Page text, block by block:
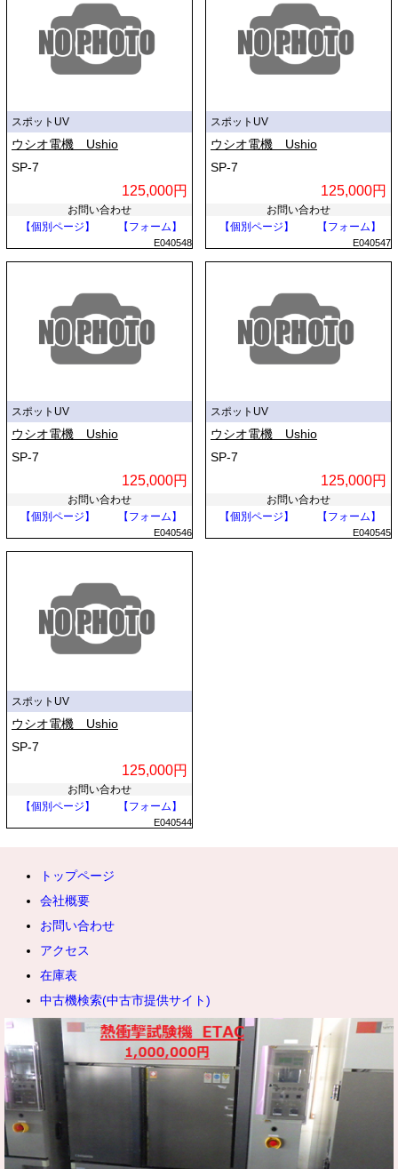
スポットUV
ウシオ電機 Ushio
SP-7
125,000円
お問い合わせ
【個別ページ】
【フォーム】
E040548
スポットUV
ウシオ電機 Ushio
SP-7
125,000円
お問い合わせ
【個別ページ】
【フォーム】
E040547
スポットUV
ウシオ電機 Ushio
SP-7
125,000円
お問い合わせ
【個別ページ】
【フォーム】
E040546
スポットUV
ウシオ電機 Ushio
SP-7
125,000円
お問い合わせ
【個別ページ】
【フォーム】
E040545
スポットUV
ウシオ電機 Ushio
SP-7
125,000円
お問い合わせ
【個別ページ】
【フォーム】
E040544
トップページ
会社概要
お問い合わせ
アクセス
在庫表
中古機検索(中古市提供サイト)